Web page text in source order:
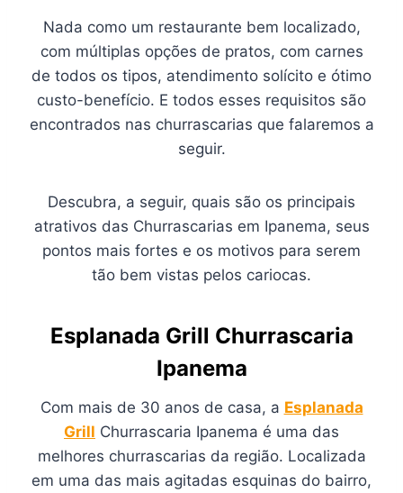
Nada como um restaurante bem localizado,
com múltiplas opções de pratos, com carnes
de todos os tipos, atendimento solícito e ótimo
custo-benefício. E todos esses requisitos são
encontrados nas churrascarias que falaremos a
seguir.
Descubra, a seguir, quais são os principais
atrativos das Churrascarias em Ipanema, seus
pontos mais fortes e os motivos para serem
tão bem vistas pelos cariocas.
Esplanada Grill Churrascaria
Ipanema
Com mais de 30 anos de casa, a Esplanada
Grill Churrascaria Ipanema é uma das
melhores churrascarias da região. Localizada
em uma das mais agitadas esquinas do bairro,